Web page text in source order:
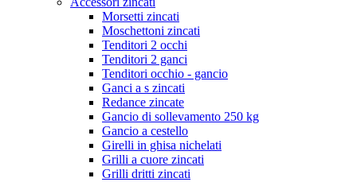
Morsetti zincati
Moschettoni zincati
Tenditori 2 occhi
Tenditori 2 ganci
Tenditori occhio - gancio
Ganci a s zincati
Redance zincate
Gancio di sollevamento 250 kg
Gancio a cestello
Girelli in ghisa nichelati
Grilli a cuore zincati
Grilli dritti zincati